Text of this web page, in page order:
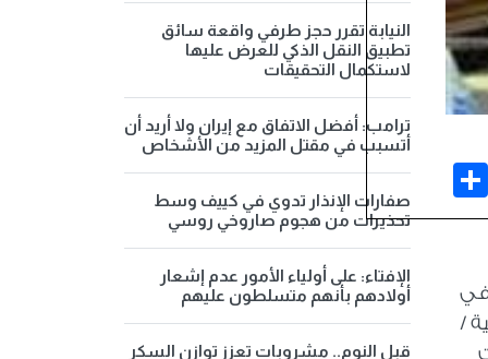
Share
في
/
النيابة تقرر حجز طرفي واقعة سائق
تطبيق النقل الذكي للعرض عليها
لاستكمال التحقيقات
ترامب: أفضل الاتفاق مع إيران ولا أريد أن
أتسبب في مقتل المزيد من الأشخاص
صفارات الإنذار تدوي في كييف وسط
تحذيرات من هجوم صاروخي روسي
الإفتاء: على أولياء الأمور عدم إشعار
أولادهم بأنهم متسلطون عليهم
قبل النوم.. مشروبات تعزز توازن السكر